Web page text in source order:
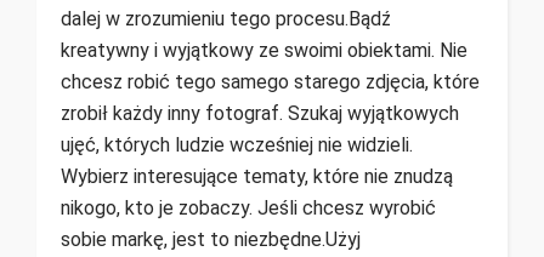
dalej w zrozumieniu tego procesu.Bądź
kreatywny i wyjątkowy ze swoimi obiektami. Nie
chcesz robić tego samego starego zdjęcia, które
zrobił każdy inny fotograf. Szukaj wyjątkowych
ujęć, których ludzie wcześniej nie widzieli.
Wybierz interesujące tematy, które nie znudzą
nikogo, kto je zobaczy. Jeśli chcesz wyrobić
sobie markę, jest to niezbędne.Użyj